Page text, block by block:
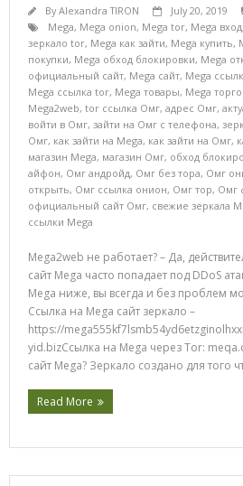
ByAlexandra TIRON July 20, 2019
Mega, Mega onion, Mega tor, Mega вход,
зеркало tor, Mega как зайти, Mega купить,
покупки, Mega обход блокировки, Mega
официальный сайт, Mega сайт, Mega
Mega ссылка tor, Mega товары, Mega
Mega2web, tor ссылка Омг, адрес Омг,
войти в Омг, зайти на Омг с телефона,
Омг, как зайти на Mega, как зайти на Омг,
магазин Mega, магазин Омг, обход
айфон, Омг андройд, Омг без тора, Омг
открыть, Омг ссылка онион, Омг тор, Омг
официальный сайт Омг, свежие зеркала
ссылки Mega
Mega2web не работает? – Да,
сайт Mega часто попадает под DDoS
Mega ниже, вы всегда и без проблем
Ссылка на Mega сайт зеркало –
https://
yid.bizСсылка на Mega через Tor:
сайт Mega? Зеркало создано для того
Read More